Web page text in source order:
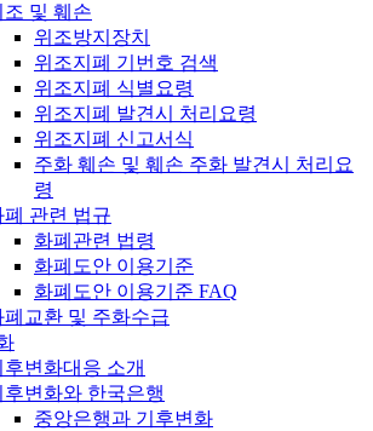
조 및 훼손
위조방지장치
위조지폐 기번호 검색
위조지폐 식별요령
위조지폐 발견시 처리요령
위조지폐 신고서식
주화 훼손 및 훼손 주화 발견시 처리요
령
폐 관련 법규
화폐관련 법령
화폐도안 이용기준
화폐도안 이용기준 FAQ
폐교환 및 주화수급
후변화대응 소개
후변화와 한국은행
중앙은행과 기후변화